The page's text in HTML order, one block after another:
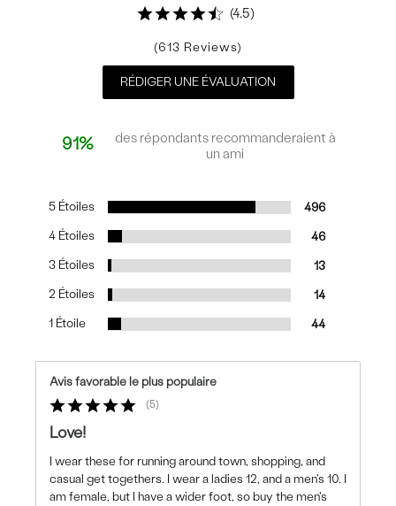
4.5
613
RÉDIGER UNE ÉVALUATION
91%
des répondants recommanderaient à
un ami
5 Étoiles 496
4 Étoiles 46
3 Étoiles 13
2 Étoiles 14
1 Étoile 44
Avis favorable le plus populaire
5
Love!
I wear these for running around town, shopping, and
casual get togethers. I wear a ladies 12, and a men's 10. I
am female, but I have a wider foot, so buy the men's